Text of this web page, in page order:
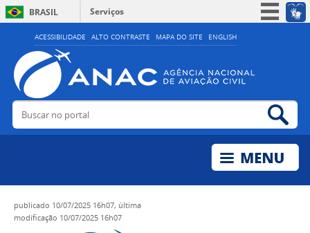
ACESSIBILIDADE ALTO CONTRASTE MAPA DO SITE ENGLISH
BRASIL
Serviços
Simplifique!
Acesso à informação
Legislação
Buscar no portal
publicado 10/07/2025 16h07, última
modificação 10/07/2025 16h07